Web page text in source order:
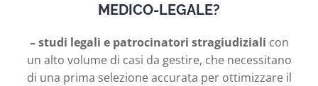
MEDICO-LEGALE?
– studi legali e patrocinatori stragiudiziali con
un alto volume di casi da gestire, che necessitano
di una prima selezione accurata per ottimizzare il